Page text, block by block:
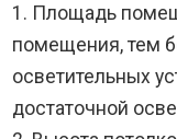
1. Площадь
помещения, тем
осветительных
достаточной